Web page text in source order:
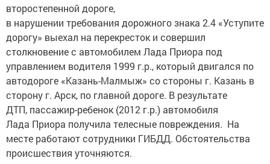
в нарушении требования дорожного знака 2.4 «Уступите
дорогу» выехал на перекресток и совершил
столкновение с автомобилем Лада Приора под
управлением водителя 1999 г.р., который двигался по
автодороге «Казань-Малмыж» со стороны г. Казань в
сторону г. Арск, по главной дороге. В результате
ДТП, пассажир-ребенок (2012 г.р.) автомобиля
Лада Приора получила телесные повреждения. На
месте работают сотрудники ГИБДД. Обстоятельства
происшествия уточняются.